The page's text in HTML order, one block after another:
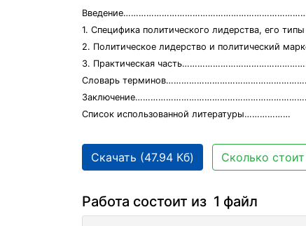
1. Специфика политического лидерства, его
2. Политическое лидерство и политический
3. Практическая
Словарь
Список использованной литературы………………
Скачать (47.94 Кб) Сколько стоит
Работа состоит из 1 файл